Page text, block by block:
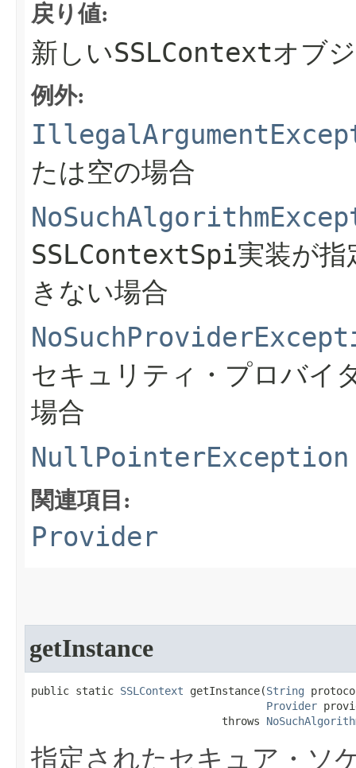
戻り値:
新しいSSLContextオブ
例外:
たは空の場合
SSLContextSpi実装が
きない場合
セキュリティ・プロバイ
場合
NullPointerException
関連項目:
Provider
getInstance
public static SSLContext getInstance​(String
Provider
                              throws
指定されたセキュア・ソ